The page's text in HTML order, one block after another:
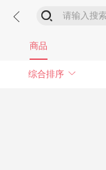
 
商品
综合排序 